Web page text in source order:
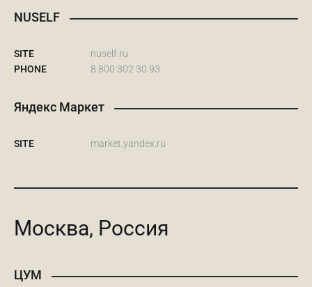
NUSELF
SITE
nuself.ru
PHONE
8 800 302 30 93
Яндекс Маркет
SITE market.yandex.ru
Москва, Россия
ЦУМ